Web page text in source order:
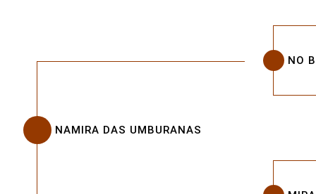
NAMIRA DAS UMBURANAS
NO